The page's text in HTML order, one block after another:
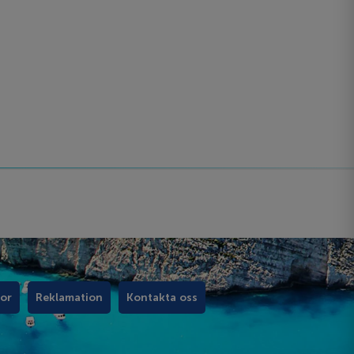
Reklamation Kontakta oss